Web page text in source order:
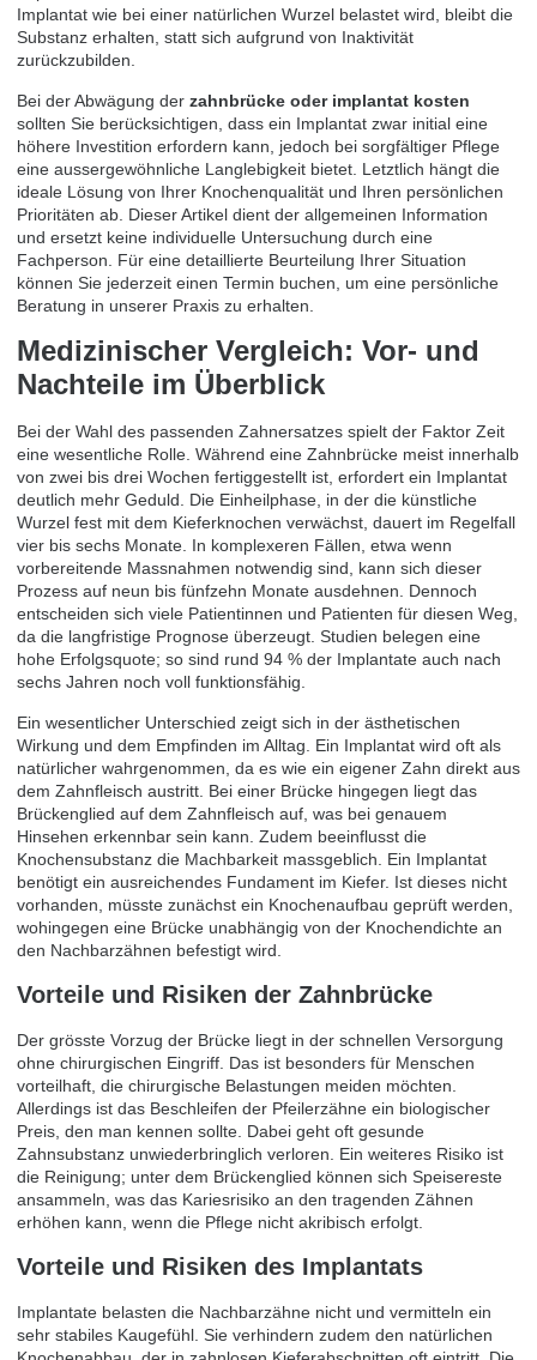
Implantat wie bei einer natürlichen Wurzel belastet wird, bleibt die
Substanz erhalten, statt sich aufgrund von Inaktivität
zurückzubilden.
Bei der Abwägung der zahnbrücke oder implantat kosten
sollten Sie berücksichtigen, dass ein Implantat zwar initial eine
höhere Investition erfordern kann, jedoch bei sorgfältiger Pflege
eine aussergewöhnliche Langlebigkeit bietet. Letztlich hängt die
ideale Lösung von Ihrer Knochenqualität und Ihren persönlichen
Prioritäten ab. Dieser Artikel dient der allgemeinen Information
und ersetzt keine individuelle Untersuchung durch eine
Fachperson. Für eine detaillierte Beurteilung Ihrer Situation
können Sie jederzeit einen Termin buchen , um eine persönliche
Beratung in unserer Praxis zu erhalten.
Medizinischer Vergleich: Vor- und
Nachteile im Überblick
Bei der Wahl des passenden Zahnersatzes spielt der Faktor Zeit
eine wesentliche Rolle. Während eine Zahnbrücke meist innerhalb
von zwei bis drei Wochen fertiggestellt ist, erfordert ein Implantat
deutlich mehr Geduld. Die Einheilphase, in der die künstliche
Wurzel fest mit dem Kieferknochen verwächst, dauert im Regelfall
vier bis sechs Monate. In komplexeren Fällen, etwa wenn
vorbereitende Massnahmen notwendig sind, kann sich dieser
Prozess auf neun bis fünfzehn Monate ausdehnen. Dennoch
entscheiden sich viele Patientinnen und Patienten für diesen Weg,
da die langfristige Prognose überzeugt. Studien belegen eine
hohe Erfolgsquote; so sind rund 94 % der Implantate auch nach
sechs Jahren noch voll funktionsfähig.
Ein wesentlicher Unterschied zeigt sich in der ästhetischen
Wirkung und dem Empfinden im Alltag. Ein Implantat wird oft als
natürlicher wahrgenommen, da es wie ein eigener Zahn direkt aus
dem Zahnfleisch austritt. Bei einer Brücke hingegen liegt das
Brückenglied auf dem Zahnfleisch auf, was bei genauem
Hinsehen erkennbar sein kann. Zudem beeinflusst die
Knochensubstanz die Machbarkeit massgeblich. Ein Implantat
benötigt ein ausreichendes Fundament im Kiefer. Ist dieses nicht
vorhanden, müsste zunächst ein Knochenaufbau geprüft werden,
wohingegen eine Brücke unabhängig von der Knochendichte an
den Nachbarzähnen befestigt wird.
Vorteile und Risiken der Zahnbrücke
Der grösste Vorzug der Brücke liegt in der schnellen Versorgung
ohne chirurgischen Eingriff. Das ist besonders für Menschen
vorteilhaft, die chirurgische Belastungen meiden möchten.
Allerdings ist das Beschleifen der Pfeilerzähne ein biologischer
Preis, den man kennen sollte. Dabei geht oft gesunde
Zahnsubstanz unwiederbringlich verloren. Ein weiteres Risiko ist
die Reinigung; unter dem Brückenglied können sich Speisereste
ansammeln, was das Kariesrisiko an den tragenden Zähnen
erhöhen kann, wenn die Pflege nicht akribisch erfolgt.
Vorteile und Risiken des Implantats
Implantate belasten die Nachbarzähne nicht und vermitteln ein
sehr stabiles Kaugefühl. Sie verhindern zudem den natürlichen